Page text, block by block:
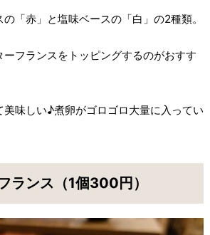
「赤」と塩味ベースの「白」の2種類。
フランスをトッピングするのがおすす
味しい♪煮卵がゴロゴロ大量に入ってい
ランス（1個300円）